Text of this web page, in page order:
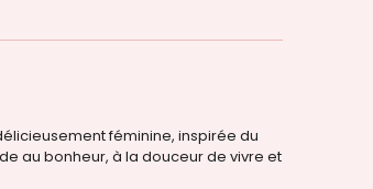
féminine, inspirée du
au bonheur, à la douceur de vivre et